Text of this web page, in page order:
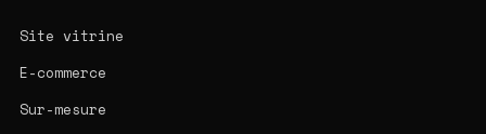
Site vitrine
E-commerce
Sur-mesure